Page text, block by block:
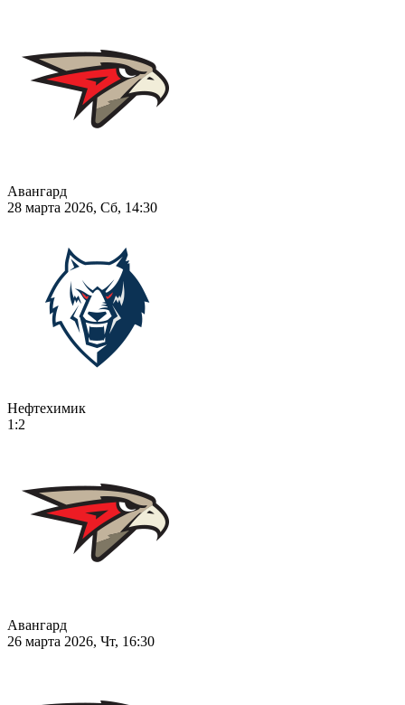
Авангард
28 марта 2026, Сб, 14:30
Нефтехимик
1:2
Авангард
26 марта 2026, Чт, 16:30